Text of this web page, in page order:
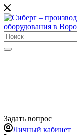
Задать вопрос
Личный кабинет